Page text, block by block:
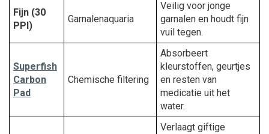
Fijn (30
PPI)
Garnalenaquaria
Veilig voor jonge
garnalen en houdt fijn
vuil tegen.
Superfish
Carbon
Pad
Chemische filtering
Absorbeert
kleurstoffen, geurtjes
en resten van
medicatie uit het
water.
Verlaagt giftige